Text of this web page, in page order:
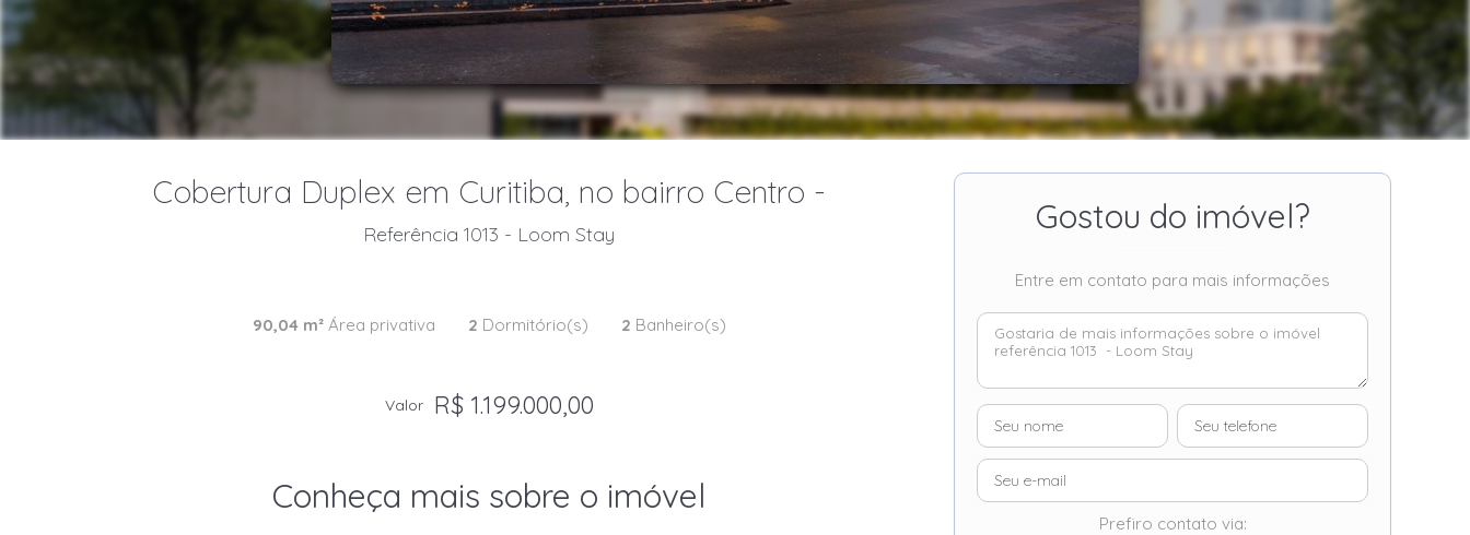
Cobertura Duplex em Curitiba, no bairro Centro -
Referência 1013 - Loom Stay
90,04 m²Área privativa 2 Dormitório(s) 2 Banheiro(s)
Valor R$ 1.199.000,00
Conheça mais sobre o imóvel
Gostou do imóvel?
Entre em contato para mais informações
Prefiro contato via: